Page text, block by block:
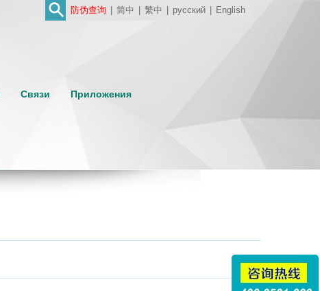
防伪查询 简中 繁中 русский English
Связи Приложения